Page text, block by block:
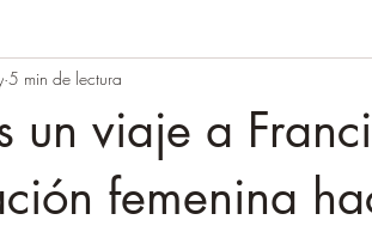
un viaje a
femenina
5 min de lectura